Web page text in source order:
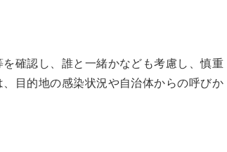
確認し、誰と一緒かなども考慮し、慎重
目的地の感染状況や自治体からの呼びか